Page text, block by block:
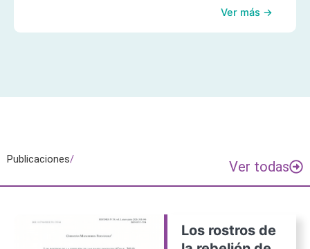
Ver más →
Publicaciones/ Ver todas
Los rostros de